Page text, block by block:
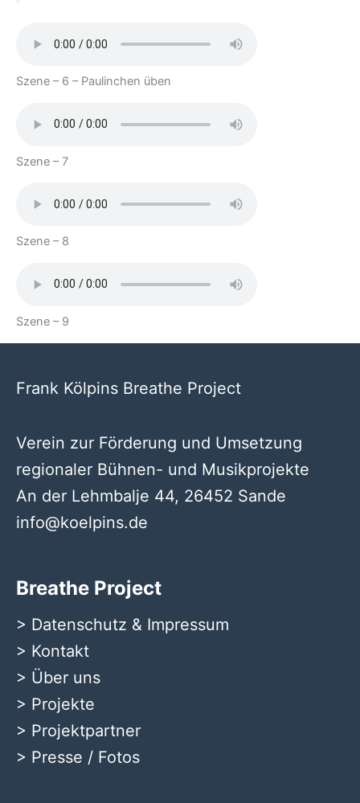
Szene – 6 – Paulinchen üben
Szene – 7
Szene – 8
Szene – 9
Frank Kölpins Breathe Project
Verein zur Förderung und Umsetzung
regionaler Bühnen- und Musikprojekte
An der Lehmbalje 44, 26452 Sande
info@koelpins.de
Breathe Project
> Datenschutz & Impressum
> Kontakt
> Über uns
> Projekte
> Projektpartner
> Presse / Fotos